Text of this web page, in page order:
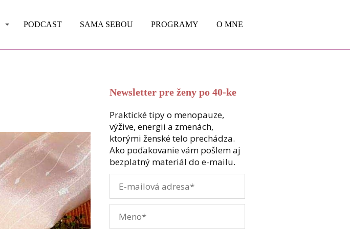
PODCAST SAMA SEBOU PROGRAMY O MNE
Newsletter pre ženy po 40-ke
Praktické tipy o menopauze,
výžive, energii a zmenách,
ktorými ženské telo prechádza.
Ako poďakovanie vám pošlem aj
bezplatný materiál do e-mailu.